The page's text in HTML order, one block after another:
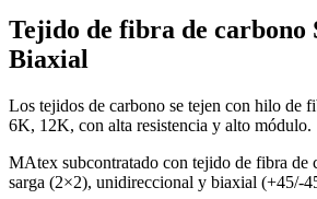
Tejido de fibra de carbono
Biaxial
Los tejidos de carbono se tejen con hilo de
6K, 12K, con alta resistencia y alto módulo.
MAtex subcontratado con tejido de fibra de
sarga (2×2), unidireccional y biaxial (+45/-